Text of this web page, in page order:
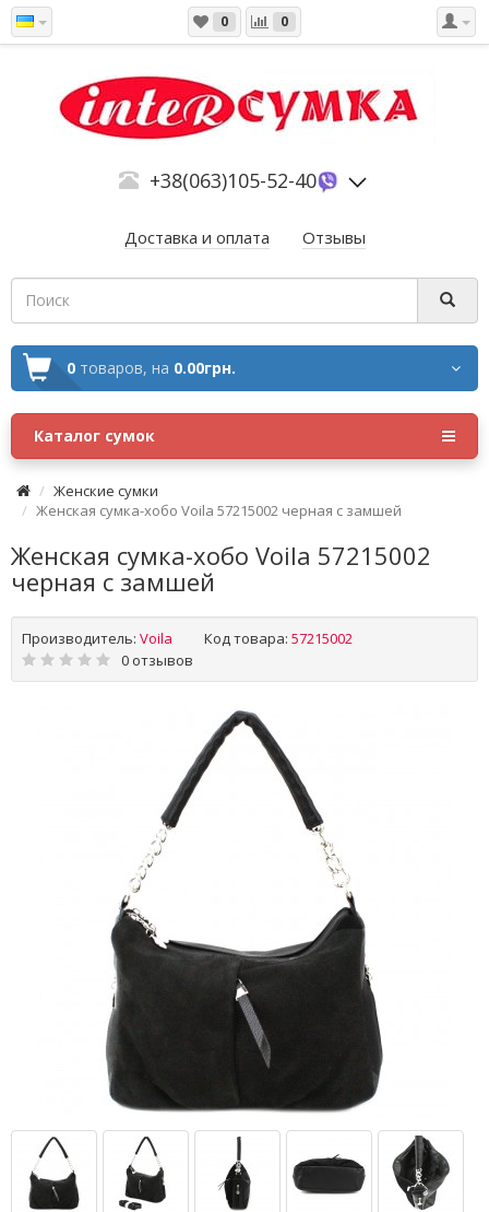
0 0
+38(063)105-52-40
Доставка и оплата Отзывы
0 товаров, на 0.00грн.
Каталог сумок
Женские сумки
Женская сумка-хобо Voila 57215002 черная с замшей
Женская сумка-хобо Voila 57215002
черная с замшей
Производитель: Voila Код товара: 57215002
0 отзывов